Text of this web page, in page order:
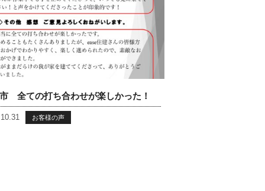
全ての打ち合わせが楽しかった！
お客様の声